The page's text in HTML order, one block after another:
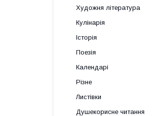
Художня література
Кулінарія
Історія
Поезія
Календарі
Різне
Листівки
Душекорисне читання